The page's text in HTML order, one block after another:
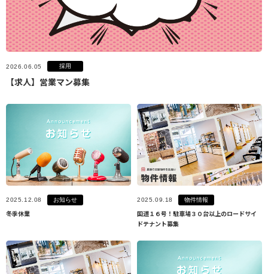
2026.06.05 採用
【求人】営業マン募集
2025.12.08 お知らせ
冬季休業
2025.09.18 物件情報
国道１６号！駐車場３０台以上のロードサイ
ドテナント募集